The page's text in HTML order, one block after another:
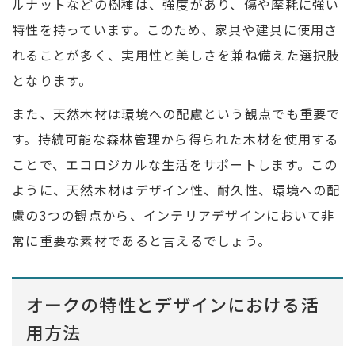
ルナットなどの樹種は、強度があり、傷や摩耗に強い
特性を持っています。このため、家具や建具に使用さ
れることが多く、実用性と美しさを兼ね備えた選択肢
となります。
また、天然木材は環境への配慮という観点でも重要で
す。持続可能な森林管理から得られた木材を使用する
ことで、エコロジカルな生活をサポートします。この
ように、天然木材はデザイン性、耐久性、環境への配
慮の3つの観点から、インテリアデザインにおいて非
常に重要な素材であると言えるでしょう。
オークの特性とデザインにおける活
用方法